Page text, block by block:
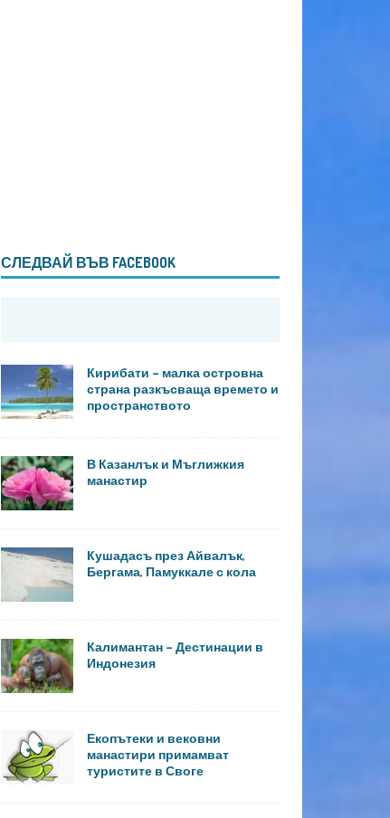
СЛЕДВАЙ ВЪВ FACEBOOK
Кирибати – малка островна
страна разкъсваща времето и
пространството
В Казанлък и Мъглижкия
манастир
Кушадасъ през Айвалък,
Бергама, Памуккале с кола
Калимантан – Дестинации в
Индонезия
Екопътеки и вековни
манастири примамват
туристите в Своге